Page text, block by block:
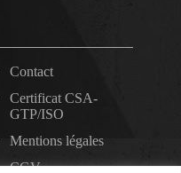
Contact
Certificat CSA-
GTP/ISO
Mentions légales
CGV